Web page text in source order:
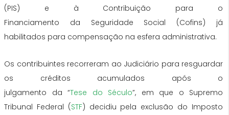
(PIS) e à Contribuição para o
Financiamento da Seguridade Social (Cofins) já
habilitados para compensação na esfera administrativa.
Os contribuintes recorreram ao Judiciário para resguardar
os créditos acumulados após o
julgamento da “Tese do Século”, em que o Supremo
Tribunal Federal (STF) decidiu pela exclusão do Imposto